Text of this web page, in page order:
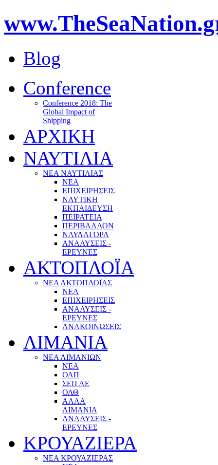
Blog
Conference
Conference 2018: The
Global Impact of
Shipping
ΑΡΧΙΚΗ
ΝΑΥΤΙΛΙΑ
ΝΕΑ ΝΑΥΤΙΛΙΑΣ
ΝΕΑ
ΕΠΙΧΕΙΡΗΣΕΙΣ
ΝΑΥΤΙΚΗ
ΕΚΠΑΙΔΕΥΣΗ
ΠΕΙΡΑΤΕΙΑ
ΠΕΡΙΒΑΛΛΟΝ
ΝΑΥΛΑΓΟΡΑ
ΑΝΑΛΥΣΕΙΣ -
ΕΡΕΥΝΕΣ
ΑΚΤΟΠΛΟΪΑ
ΝΕΑ ΑΚΤΟΠΛΟΪΑΣ
ΝΕΑ
ΕΠΙΧΕΙΡΗΣΕΙΣ
ΑΝΑΛΥΣΕΙΣ -
ΕΡΕΥΝΕΣ
ΑΝΑΚΟΙΝΩΣΕΙΣ
ΛΙΜΑΝΙΑ
ΝΕΑ ΛΙΜΑΝΙΩΝ
ΝΕΑ
ΟΛΠ
ΣΕΠ ΑΕ
ΟΛΘ
ΑΛΛΑ
ΛΙΜΑΝΙΑ
ΑΝΑΛΥΣΕΙΣ -
ΕΡΕΥΝΕΣ
ΚΡΟΥΑΖΙΕΡΑ
ΝΕΑ ΚΡΟΥΑΖΙΕΡΑΣ